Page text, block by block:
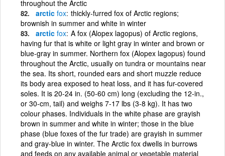
throughout the Arctic
arctic fox thickly-furred fox of Arctic regions;
brownish in summer and white in winter
arctic fox A fox (Alopex lagopus) of Arctic regions,
having fur that is white or light gray in winter and brown or
blue-gray in summer. Northern fox (Alopex lagopus) found
throughout the Arctic, usually on tundra or mountains near
the sea. Its short, rounded ears and short muzzle reduce
its body area exposed to heat loss, and it has fur-covered
soles. It is 20-24 in. (50-60 cm) long (excluding the 12-in.,
or 30-cm, tail) and weighs 7-17 lbs (3-8 kg). It has two
colour phases. Individuals in the white phase are grayish
brown in summer and white in winter; those in the blue
phase (blue foxes of the fur trade) are grayish in summer
and gray-blue in winter. The Arctic fox dwells in burrows
and feeds on any available animal or vegetable material